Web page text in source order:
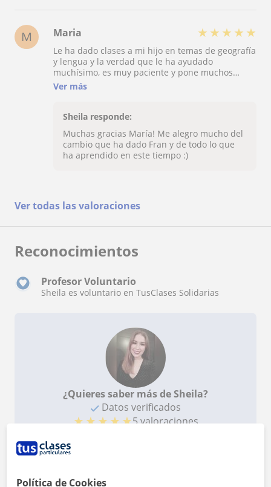
M Maria ★ ★ ★ ★ ★
Le ha dado clases a mi hijo en temas de geografía
y lengua y la verdad que le ha ayudado
muchísimo, es muy paciente y pone muchos
ejemplos que mi hijo le han ayudado mucho a
en sus clases y se le ha notado, me ha encantado.
Ver más
Sheila responde:
Muchas gracias María! Me alegro mucho del
cambio que ha dado Fran y de todo lo que
ha aprendido en este tiempo :)
Ver todas las valoraciones
Reconocimientos
Profesor Voluntario
Sheila es voluntario en TusClases Solidarias
¿Quieres saber más de Sheila?
Datos verificados
★★★★★5 valoraciones
Política de Cookies